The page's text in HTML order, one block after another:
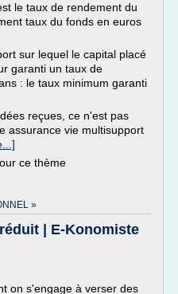
le taux de rendement du
taux du fonds en euros
sur lequel le capital placé
garanti un taux de
: le taux minimum garanti
reçues, ce n'est pas
assurance vie multisupport
ce thème
»
| E-Konomiste
on s'engage à verser des